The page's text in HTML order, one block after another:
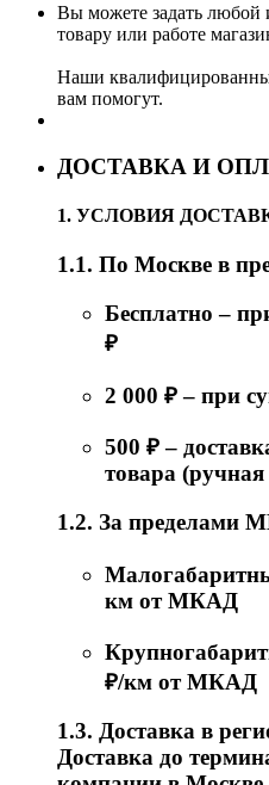
Вы можете задать любой
товару или работе
Наши
вам помогут.
ДОСТАВКА И
1. УСЛОВИЯ
1.1. По Москве в
Бесплатно –
₽
2 000 ₽ – при
500 ₽ –
товара
1.2. За
км от МКАД
₽/км от МКАД
1.3. Доставка в
Доставка до